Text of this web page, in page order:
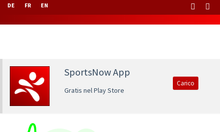
DE FR EN
SportsNow App
Gratis nel Play Store
Carico